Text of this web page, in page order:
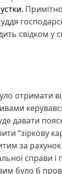
.
свідком у
отримати
давати
“зіркову
за
справи і
було б